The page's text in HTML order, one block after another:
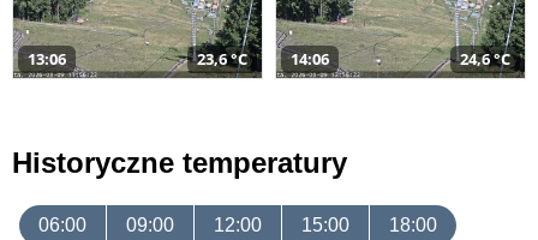
13:06 23,6 °C 14:06 24,6 °C
Historyczne temperatury
06:00 09:00 12:00 15:00 18:00